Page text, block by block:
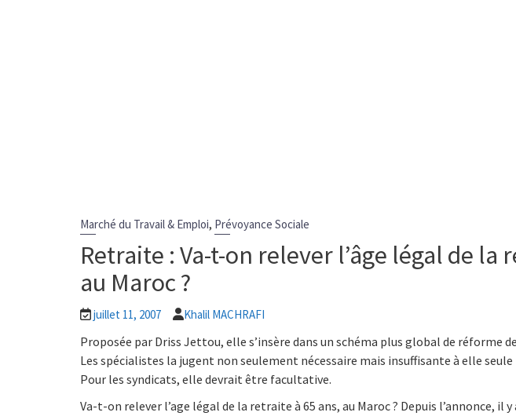
Marché du Travail & Emploi, Prévoyance Sociale
Retraite : Va-t-on relever l’âge légal de la
au Maroc ?
juillet 11, 2007 Khalil MACHRAFI
Proposée par Driss Jettou, elle s’insère dans un schéma plus global de réforme
Les spécialistes la jugent non seulement nécessaire mais insuffisante à elle
Pour les syndicats, elle devrait être facultative.
Va-t-on relever l’age légal de la retraite à 65 ans, au Maroc ? Depuis l’annonce, il